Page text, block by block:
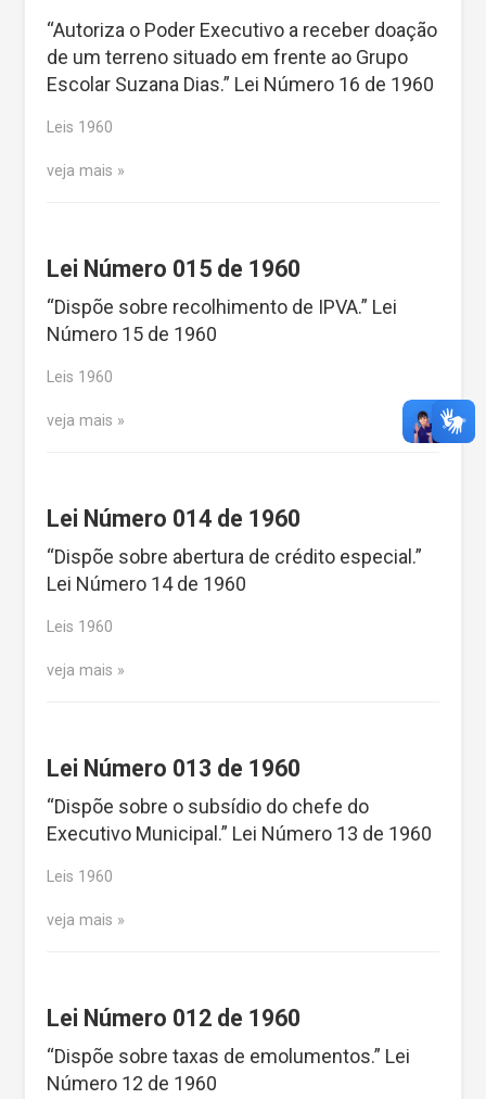
“Autoriza o Poder Executivo a receber doação
de um terreno situado em frente ao Grupo
Escolar Suzana Dias.” Lei Número 16 de 1960
Leis 1960
veja mais
Lei Número 015 de 1960
“Dispõe sobre recolhimento de IPVA.” Lei
Número 15 de 1960
Leis 1960
veja mais
Lei Número 014 de 1960
“Dispõe sobre abertura de crédito especial.”
Lei Número 14 de 1960
Leis 1960
veja mais
Lei Número 013 de 1960
“Dispõe sobre o subsídio do chefe do
Executivo Municipal.” Lei Número 13 de 1960
Leis 1960
veja mais
Lei Número 012 de 1960
“Dispõe sobre taxas de emolumentos.” Lei
Número 12 de 1960